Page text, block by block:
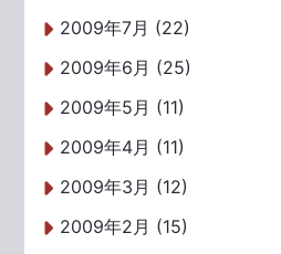
2009年7月 (22)
2009年6月 (25)
2009年5月 (11)
2009年4月 (11)
2009年3月 (12)
2009年2月 (15)